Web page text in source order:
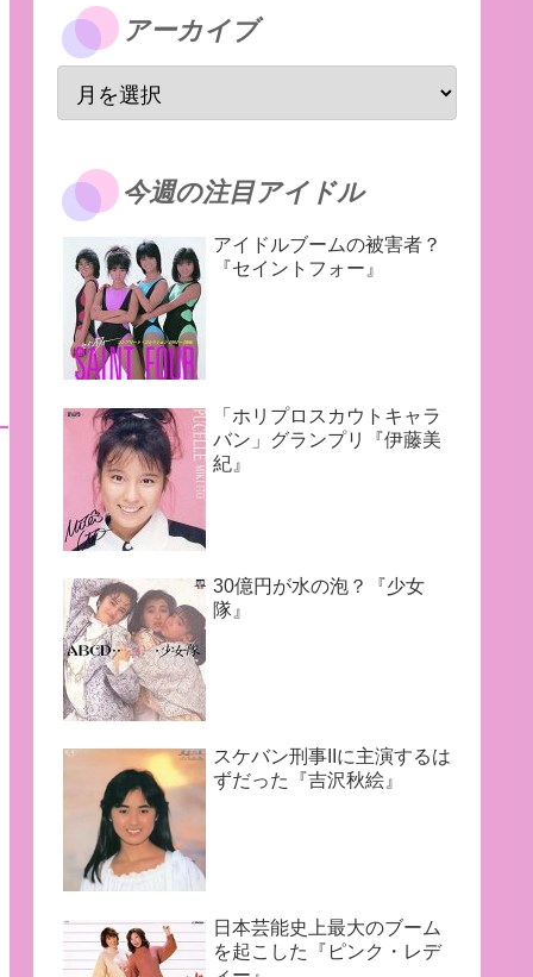
アーカイブ
今週の注目アイドル
アイドルブームの被害者？
『セイントフォー』
「ホリプロスカウトキャラ
バン」グランプリ『伊藤美
紀』
30億円が水の泡？『少女
隊』
スケバン刑事IIに主演するは
ずだった『吉沢秋絵』
日本芸能史上最大のブーム
を起こした『ピンク・レデ